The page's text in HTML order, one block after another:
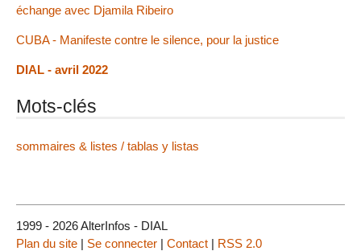
échange avec Djamila Ribeiro
CUBA - Manifeste contre le silence, pour la justice
DIAL - avril 2022
Mots-clés
sommaires & listes / tablas y listas
1999 - 2026 AlterInfos - DIAL
Plan du site | Se connecter | Contact | RSS 2.0